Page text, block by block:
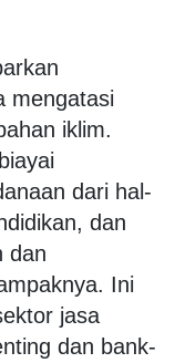
mengatasi
iklim.
dari hal-
dan
dan
Ini
jasa
dan bank-